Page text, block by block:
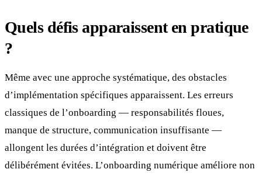
Quels défis apparaissent en pratique
?
Même avec une approche systématique, des obstacles
d’implémentation spécifiques apparaissent. Les erreurs
classiques de l’onboarding — responsabilités floues,
manque de structure, communication insuffisante —
allongent les durées d’intégration et doivent être
délibérément évitées. L’onboarding numérique améliore non